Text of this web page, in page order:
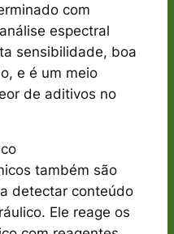
com
espectral
sensibilidade, boa
e é um meio
de aditivos no
também são
detectar conteúdo
Ele reage os